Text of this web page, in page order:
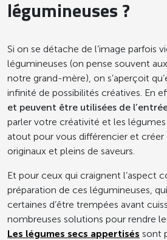
légumineuses ?
Si on se détache de l’image parfois
légumineuses (on pense souvent
notre grand-mère), on s’aperçoit
infinité de possibilités créatives. En
et peuvent être utilisées de
parler votre créativité et les
atout pour vous différencier et créer
originaux et pleins de saveurs.
Et pour ceux qui craignent l’aspect
préparation de ces légumineuses,
certaines d’être trempées avant
nombreuses solutions pour rendre
Les légumes secs appertisés sont